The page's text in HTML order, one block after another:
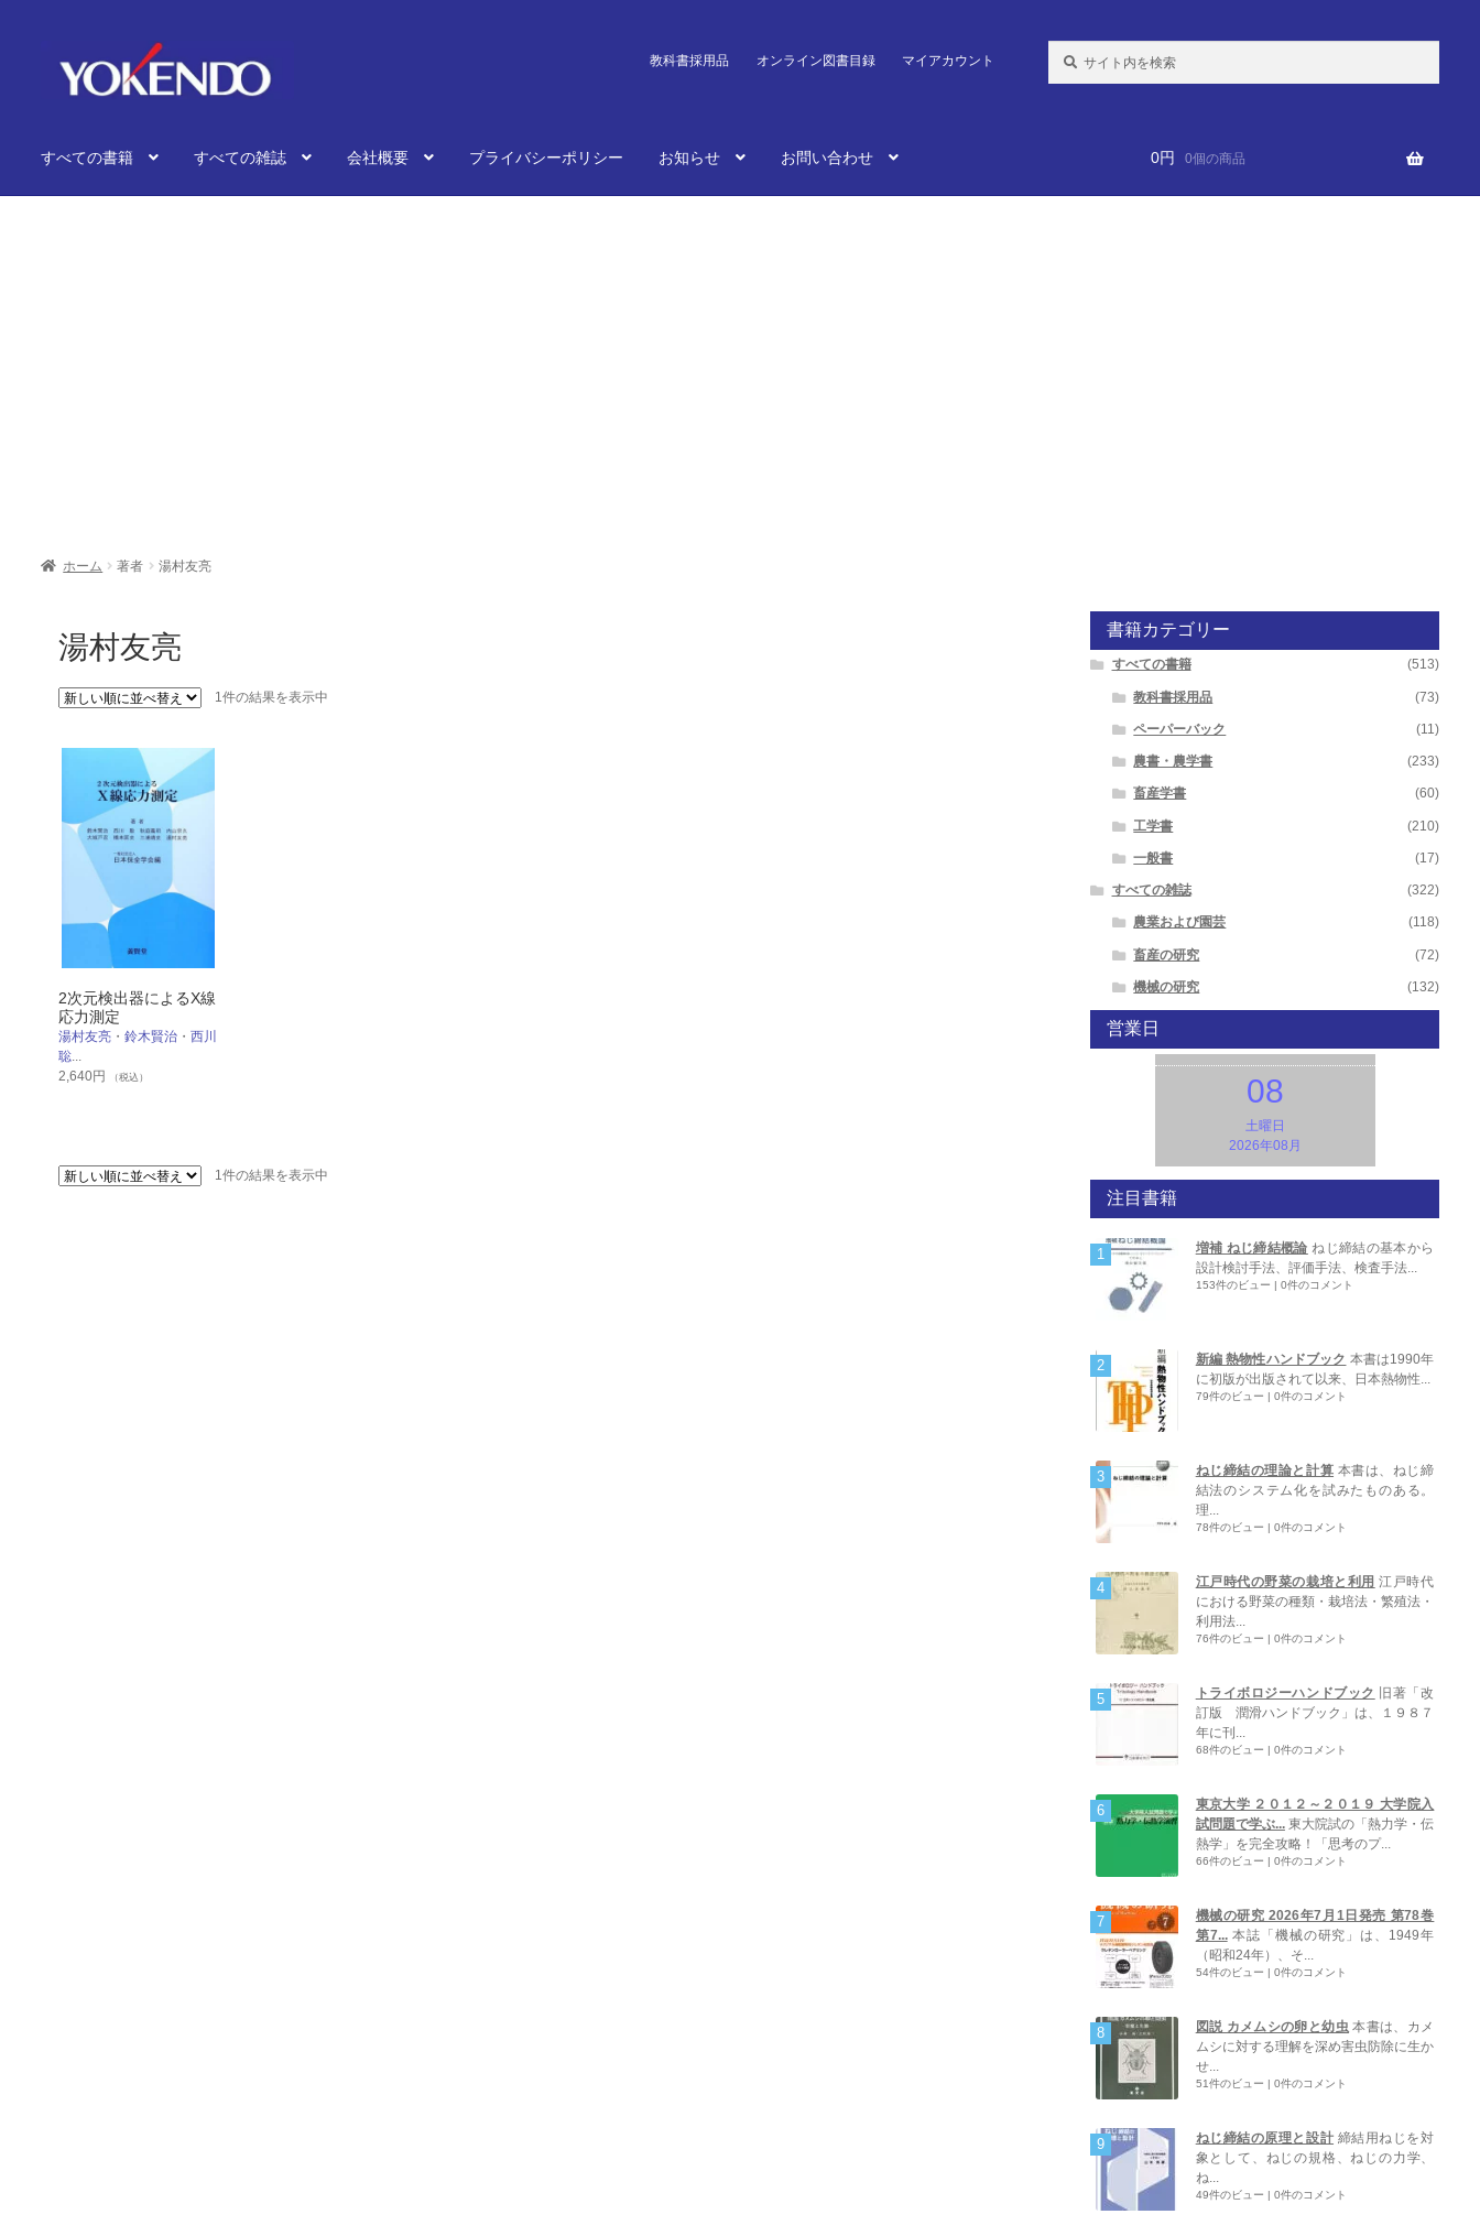
ョ
へ
教科書採用品 オンライン図書目録 マイアカウント
すべての書籍 すべての雑誌 会社概要 プライバシーポリシー お知らせ お問い合わせ 0円 0個の商品
ホーム 著者 湯村友亮
湯村友亮
1件の結果を表示中
2次元検出器によるX線
応力測定
湯村友亮・ 鈴木賢治・ 西川
聡...
2,640円 （税込）
1件の結果を表示中
書籍カテゴリー
すべての書籍 (513)
教科書採用品 (73)
ペーパーバック (11)
農書・農学書 (233)
畜産学書 (60)
工学書 (210)
一般書 (17)
すべての雑誌 (322)
農業および園芸 (118)
畜産の研究 (72)
機械の研究 (132)
営業日
08
土曜日
2026年08月
注目書籍
増補 ねじ締結概論 ねじ締結の基本から
設計検討手法、評価手法、検査手法...
153件のビュー | 0件のコメント
新編 熱物性ハンドブック 本書は1990年
に初版が出版されて以来、日本熱物性...
79件のビュー | 0件のコメント
ねじ締結の理論と計算 本書は、ねじ締
結法のシステム化を試みたものある。
理...
78件のビュー | 0件のコメント
江戸時代の野菜の栽培と利用 江戸時代
における野菜の種類・栽培法・繁殖法・
利用法...
76件のビュー | 0件のコメント
トライボロジーハンドブック
旧著「改
訂版 潤滑ハンドブック」は、１９８７
年に刊...
68件のビュー | 0件のコメント
東京大学 ２０１２～２０１９ 大学院入
試問題で学ぶ... 東大院試の「熱力学・伝
熱学」を完全攻略！「思考のプ...
66件のビュー | 0件のコメント
機械の研究 2026年7月1日発売 第78巻
第7... 本誌「機械の研究」は、1949年
（昭和24年）、そ...
54件のビュー | 0件のコメント
図説 カメムシの卵と幼虫 本書は、カメ
ムシに対する理解を深め害虫防除に生か
せ...
51件のビュー | 0件のコメント
ねじ締結の原理と設計 締結用ねじを対
象として、ねじの規格、ねじの力学、
ね...
49件のビュー | 0件のコメント